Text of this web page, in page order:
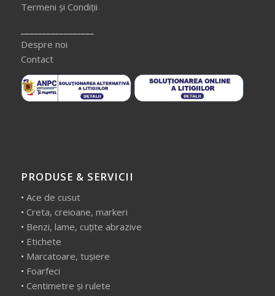
Termeni și Condiții
Despre noi
Contact
PRODUSE & SERVICII
• Ace de cusut
• Creta, creioane, markeri
• Benzi, lame, cuțite abrazive
• Etichete
• Marcatoare, tușiere
• Foarfeci
• Centimetre și rulete